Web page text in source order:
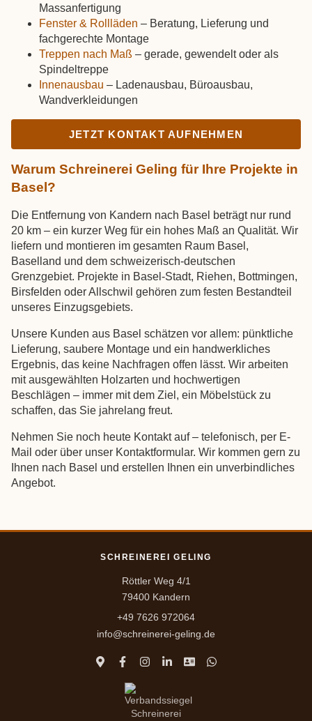
Massanfertigung
Fenster & Rollläden – Beratung, Lieferung und
fachgerechte Montage
Treppen nach Maß – gerade, gewendelt oder als
Spindeltreppe
Innenausbau – Ladenausbau, Büroausbau,
Wandverkleidungen
JETZT KONTAKT AUFNEHMEN
Warum Schreinerei Geling für Ihre Projekte in
Basel?
Die Entfernung von Kandern nach Basel beträgt nur rund
20 km – ein kurzer Weg für ein hohes Maß an Qualität. Wir
liefern und montieren im gesamten Raum Basel,
Baselland und dem schweizerisch-deutschen
Grenzgebiet. Projekte in Basel-Stadt, Riehen, Bottmingen,
Birsfelden oder Allschwil gehören zum festen Bestandteil
unseres Einzugsgebiets.
Unsere Kunden aus Basel schätzen vor allem: pünktliche
Lieferung, saubere Montage und ein handwerkliches
Ergebnis, das keine Nachfragen offen lässt. Wir arbeiten
mit ausgewählten Holzarten und hochwertigen
Beschlägen – immer mit dem Ziel, ein Möbelstück zu
schaffen, das Sie jahrelang freut.
Nehmen Sie noch heute Kontakt auf – telefonisch, per E-
Mail oder über unser Kontaktformular. Wir kommen gern zu
Ihnen nach Basel und erstellen Ihnen ein unverbindliches
Angebot.
SCHREINEREI GELING
Röttler Weg 4/1
79400 Kandern
+49 7626 972064
info@schreinerei-geling.de